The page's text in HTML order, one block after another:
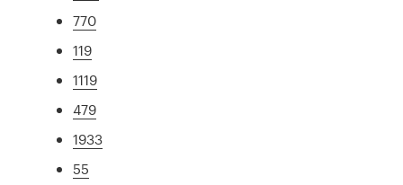
770
119
1119
479
1933
55